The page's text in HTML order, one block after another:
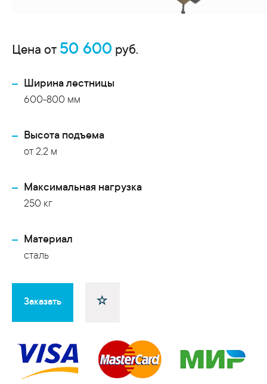
Цена от 50 600 руб.
Ширина лестницы
600-800 мм
Высота подъема
от 2,2 м
Максимальная нагрузка
250 кг
Материал
сталь
Заказать